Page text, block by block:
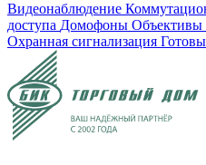
Видеонаблюдение
доступа Домофоны Объективы
Охранная сигнализация